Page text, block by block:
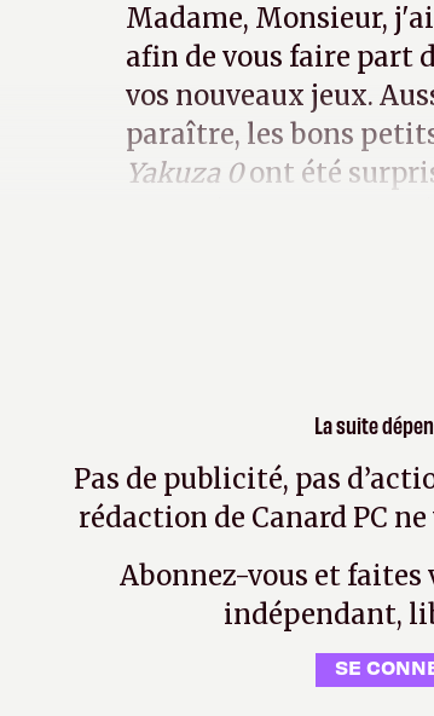
Madame, Monsieur,
afin de vous faire part
vos nouveaux jeux.
paraître, les bons
Yakuza 0ont été
La suite
Pas de publicité, pas
rédaction de Canard PC
Abonnez-vous et
indépendant,
SE